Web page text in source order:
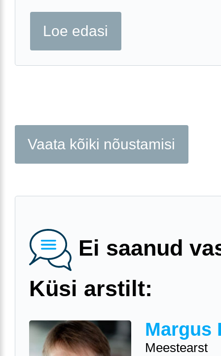
Loe edasi
Vaata kõiki nõustamisi
Ei saanud
Küsi arstilt:
Margus
Meestearst